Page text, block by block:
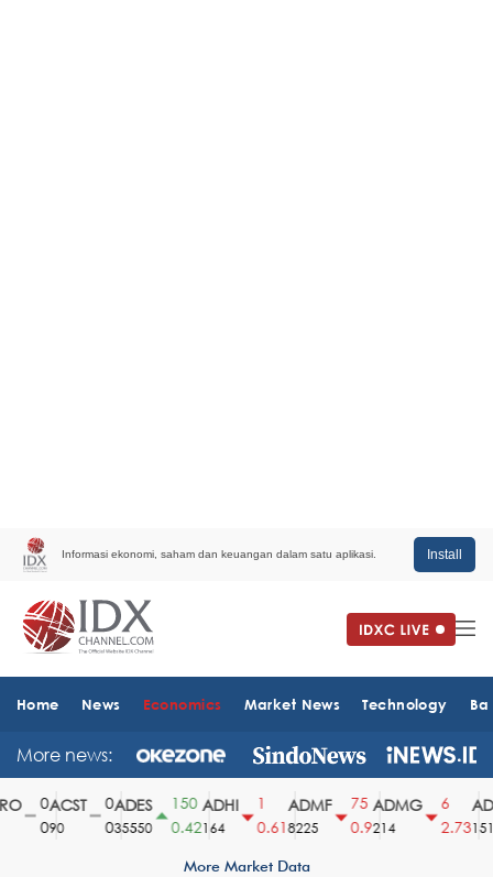
Informasi ekonomi, saham dan keuangan dalam satu aplikasi. Install
Home News Economics Market News Technology
More news:
ACST
90
ADES
35550
150
0.42
ADHI
164
0.61
ADMF
8225
75
0.9
ADMG
214
2.731510
More Market Data